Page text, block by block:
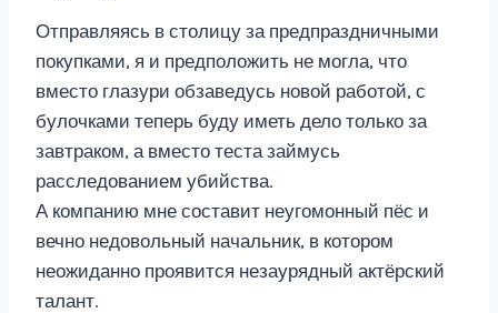
Отправляясь в столицу за предпраздничными
покупками, я и предположить не могла, что
вместо глазури обзаведусь новой работой, с
булочками теперь буду иметь дело только за
завтраком, а вместо теста займусь
расследованием убийства.
А компанию мне составит неугомонный пёс и
вечно недовольный начальник, в котором
неожиданно проявится незаурядный актёрский
талант.